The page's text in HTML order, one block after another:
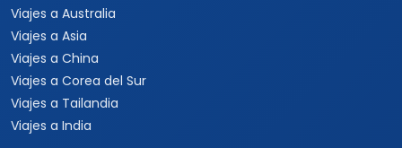
Viajes a Australia
Viajes a Asia
Viajes a China
Viajes a Corea del Sur
Viajes a Tailandia
Viajes a India